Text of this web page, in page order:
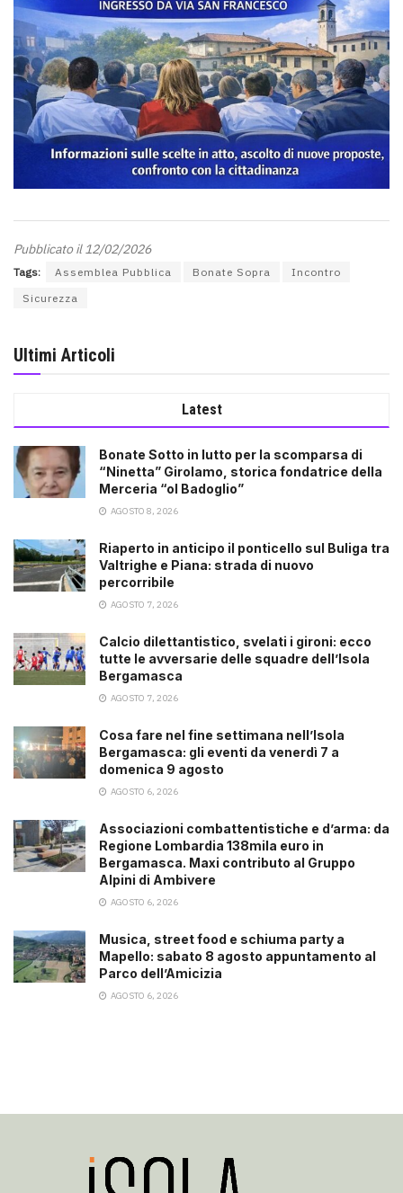
Pubblicato il 12/02/2026
Tags: Assemblea Pubblica Bonate Sopra
Incontro
Sicurezza
Ultimi Articoli
Latest
Bonate Sotto in lutto per la scomparsa di
“Ninetta” Girolamo, storica fondatrice della
Merceria “ol Badoglio”
AGOSTO 8, 2026
Riaperto in anticipo il ponticello sul Buliga tra
Valtrighe e Piana: strada di nuovo
percorribile
AGOSTO 7, 2026
Calcio dilettantistico, svelati i gironi: ecco
tutte le avversarie delle squadre dell’Isola
Bergamasca
AGOSTO 7, 2026
Cosa fare nel fine settimana nell’Isola
Bergamasca: gli eventi da venerdì 7 a
domenica 9 agosto
AGOSTO 6, 2026
Associazioni combattentistiche e d’arma: da
Regione Lombardia 138mila euro in
Bergamasca. Maxi contributo al Gruppo
Alpini di Ambivere
AGOSTO 6, 2026
Musica, street food e schiuma party a
Mapello: sabato 8 agosto appuntamento al
Parco dell’Amicizia
AGOSTO 6, 2026